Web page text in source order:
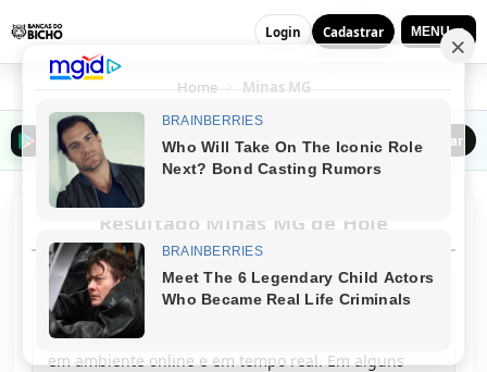
MENU ▼
Login Cadastrar
Home Minas MG
Baixar o Bancas do Bicho na Play Store Baixar
Resultado Minas MG de Hoje
Confira todos os resultados da banca Minas MG de
hoje, em ordem do mais antigo para o mais novo. Os
resultados são publicados logo após cada sorteio,
em ambiente online e em tempo real. Em alguns